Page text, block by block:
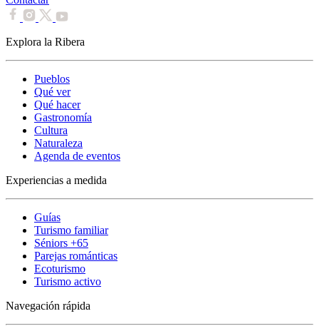
Explora la Ribera
Pueblos
Qué ver
Qué hacer
Gastronomía
Cultura
Naturaleza
Agenda de eventos
Experiencias a medida
Guías
Turismo familiar
Séniors +65
Parejas románticas
Ecoturismo
Turismo activo
Navegación rápida